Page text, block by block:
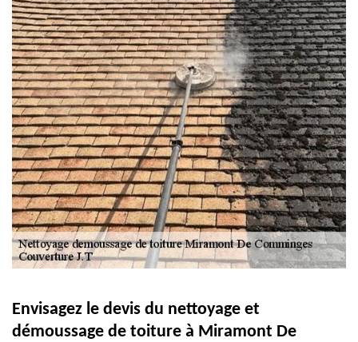
Envisagez le devis du nettoyage et
démoussage de toiture à Miramont De